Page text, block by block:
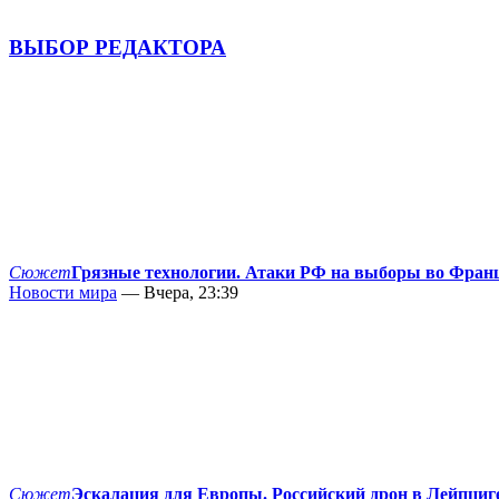
ВЫБОР РЕДАКТОРА
СюжетГрязные технологии. Атаки РФ на выборы во
Новости мира — Вчера, 23:39
СюжетЭскалация для Европы. Российский дрон в